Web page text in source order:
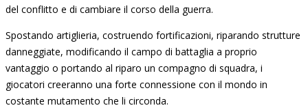
del conflitto e di cambiare il corso della guerra.
Spostando artiglieria, costruendo fortificazioni, riparando strutture
danneggiate, modificando il campo di battaglia a proprio
vantaggio o portando al riparo un compagno di squadra, i
giocatori creeranno una forte connessione con il mondo in
costante mutamento che li circonda.